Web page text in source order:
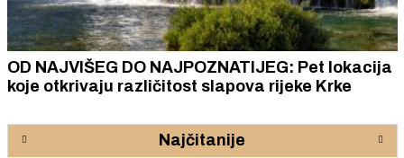
OD NAJVIŠEG DO NAJPOZNATIJEG: Pet lokacija
koje otkrivaju različitost slapova rijeke Krke
Najčitanije